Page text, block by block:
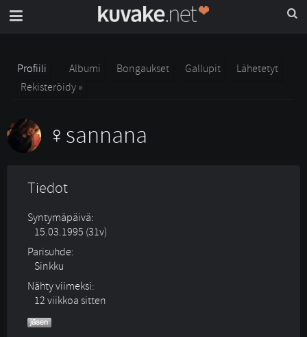
Profiili Albumi Bongaukset Gallupit
Lähetetyt
Rekisteröidy »
sannana
Tiedot
Syntymäpäivä:
15.03.1995 (31v)
Parisuhde:
Sinkku
Nähty viimeksi:
12 viikkoa sitten